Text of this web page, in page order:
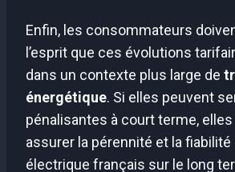
Enfin, les consommateurs
l’esprit que ces évolutions
dans un contexte plus large de
énergétique. Si elles peuvent
pénalisantes à court terme,
assurer la pérennité et la fiabilité
électrique français sur le long